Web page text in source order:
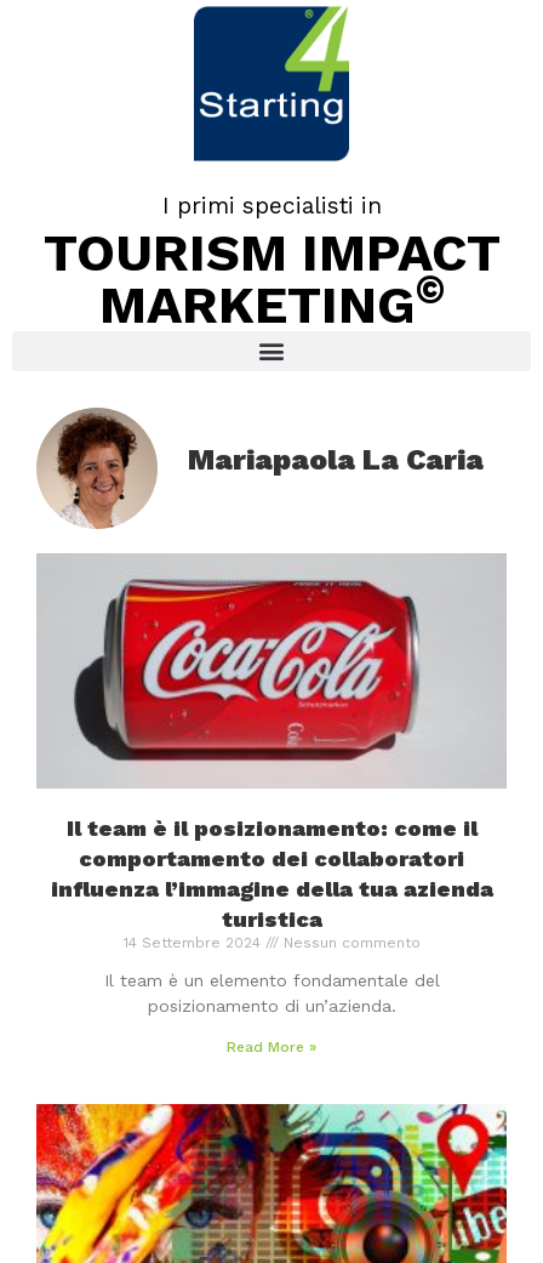
I primi specialisti in
TOURISM IMPACT
MARKETING©
Mariapaola La Caria
Il team è il posizionamento: come il
comportamento dei collaboratori
influenza l’immagine della tua azienda
turistica
14 Settembre 2024 Nessun commento
Il team è un elemento fondamentale del
posizionamento di un’azienda.
Read More »